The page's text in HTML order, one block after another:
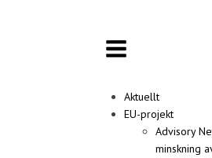
Aktuellt
EU-projekt
Advisory
minskning